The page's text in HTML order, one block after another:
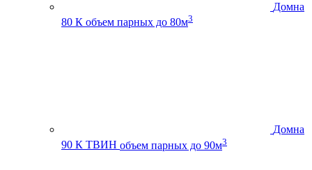
Домна
80 К объем парных до 80м3
Домна
90 К ТВИН объем парных до 90м3